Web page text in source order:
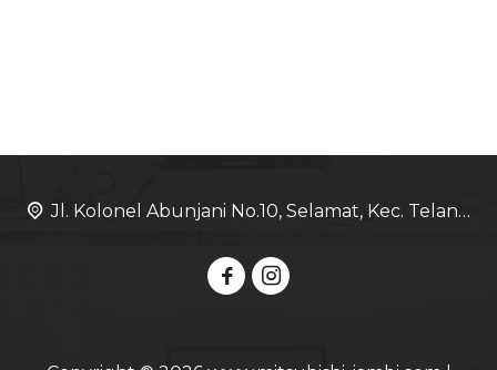
Jl. Kolonel Abunjani No.10, Selamat, Kec. Telanaipura, Kota Jambi, Jambi 36128